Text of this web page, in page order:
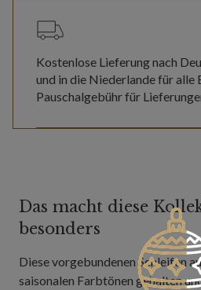
Kostenlose Lieferung nach
und in die Niederlande für alle
Pauschalgebühr für
Das macht diese
besonders
Diese vorgebundenen Schleifen
saisonalen Farbtönen gehalten